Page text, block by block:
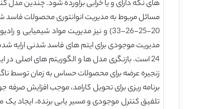
های نگه دارای و یا خرابی براورده شود. چندین مدل کنترل موجودی وجود دارد(3) و بسیاری از ان ها در
زنجیره عرضه برای محصولات حساس به زمان توسط ناگرنی و
تلفیق کنترل موجودی و مسیر یابی برنده، ایجاد